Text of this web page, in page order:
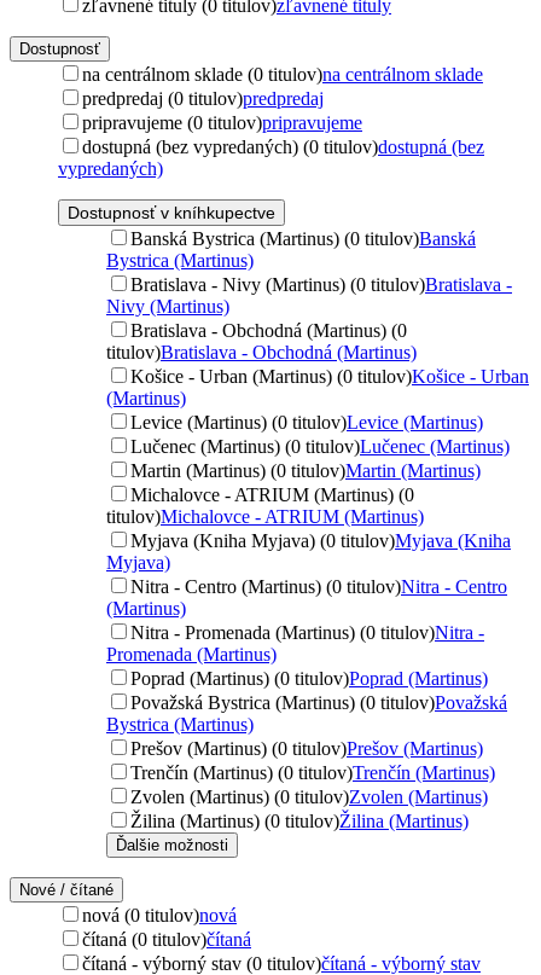
zľavnené tituly (0 titulov)zľavnené tituly
Dostupnosť
na centrálnom sklade (0 titulov)na centrálnom sklade
predpredaj (0 titulov)predpredaj
pripravujeme (0 titulov)pripravujeme
dostupná (bez vypredaných) (0 titulov)dostupná (bez
vypredaných)
Dostupnosť v kníhkupectve
Banská Bystrica (Martinus) (0 titulov)Banská
Bystrica (Martinus)
Bratislava - Nivy (Martinus) (0 titulov)Bratislava -
Nivy (Martinus)
Bratislava - Obchodná (Martinus) (0
titulov)Bratislava - Obchodná (Martinus)
Košice - Urban (Martinus) (0 titulov)Košice - Urban
(Martinus)
Levice (Martinus) (0 titulov)Levice (Martinus)
Lučenec (Martinus) (0 titulov)Lučenec (Martinus)
Martin (Martinus) (0 titulov)Martin (Martinus)
Michalovce - ATRIUM (Martinus) (0
titulov)Michalovce - ATRIUM (Martinus)
Myjava (Kniha Myjava) (0 titulov)Myjava (Kniha
Myjava)
Nitra - Centro (Martinus) (0 titulov)Nitra - Centro
(Martinus)
Nitra - Promenada (Martinus) (0 titulov)Nitra -
Promenada (Martinus)
Poprad (Martinus) (0 titulov)Poprad (Martinus)
Považská Bystrica (Martinus) (0 titulov)Považská
Bystrica (Martinus)
Prešov (Martinus) (0 titulov)Prešov (Martinus)
Trenčín (Martinus) (0 titulov)Trenčín (Martinus)
Zvolen (Martinus) (0 titulov)Zvolen (Martinus)
Žilina (Martinus) (0 titulov)Žilina (Martinus)
Ďalšie možnosti
Nové / čítané
nová (0 titulov)nová
čítaná (0 titulov)čítaná
čítaná - výborný stav (0 titulov)čítaná - výborný stav